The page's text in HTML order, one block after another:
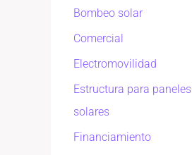
Bombeo solar
Comercial
Electromovilidad
Estructura para paneles
solares
Financiamiento